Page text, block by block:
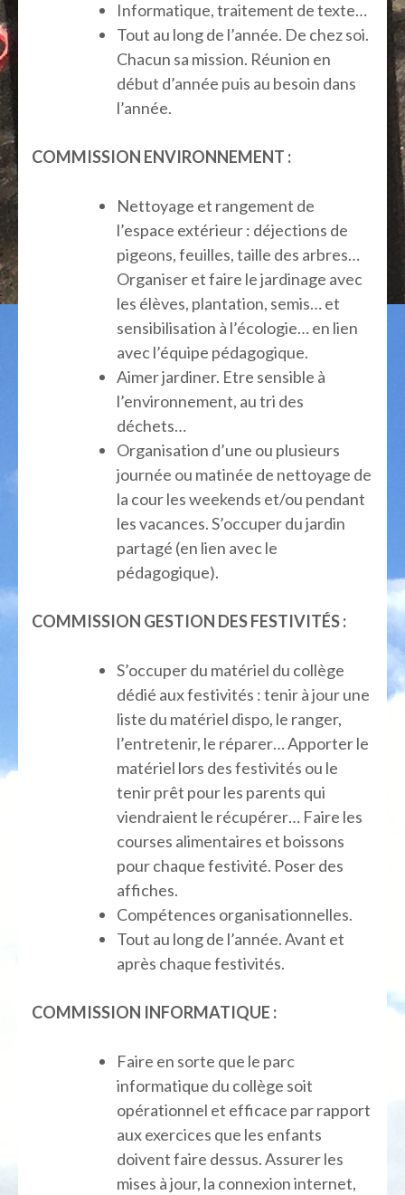
Informatique, traitement de texte…
Tout au long de l’année. De chez soi.
Chacun sa mission. Réunion en
début d’année puis au besoin dans
l’année.
COMMISSION ENVIRONNEMENT :
Nettoyage et rangement de
l’espace extérieur : déjections de
pigeons, feuilles, taille des arbres…
Organiser et faire le jardinage avec
les élèves, plantation, semis… et
sensibilisation à l’écologie… en lien
avec l’équipe pédagogique.
Aimer jardiner. Etre sensible à
l’environnement, au tri des
déchets…
Organisation d’une ou plusieurs
journée ou matinée de nettoyage de
la cour les weekends et/ou pendant
les vacances. S’occuper du jardin
partagé (en lien avec le
pédagogique).
COMMISSION GESTION DES FESTIVITÉS :
S’occuper du matériel du collège
dédié aux festivités : tenir à jour une
liste du matériel dispo, le ranger,
l’entretenir, le réparer… Apporter le
matériel lors des festivités ou le
tenir prêt pour les parents qui
viendraient le récupérer… Faire les
courses alimentaires et boissons
pour chaque festivité. Poser des
affiches.
Compétences organisationnelles.
Tout au long de l’année. Avant et
après chaque festivités.
COMMISSION INFORMATIQUE :
Faire en sorte que le parc
informatique du collège soit
opérationnel et efficace par rapport
aux exercices que les enfants
doivent faire dessus. Assurer les
mises à jour, la connexion internet,